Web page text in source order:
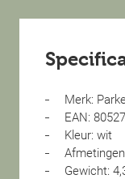
Merk:
EAN:
Kleur: wit
Gewicht: